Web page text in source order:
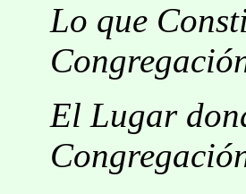
Lo que
El Lugar